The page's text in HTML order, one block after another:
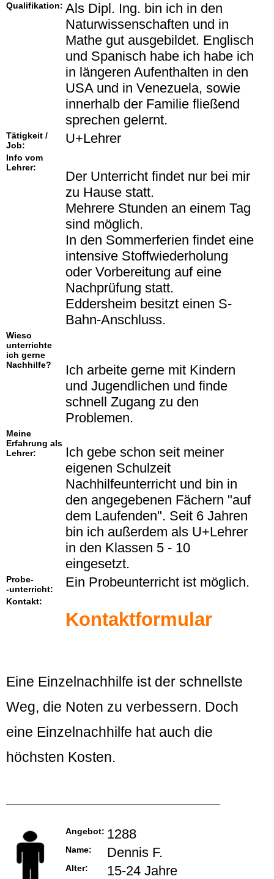
Qualifikation: Als Dipl. Ing. bin ich in den
Naturwissenschaften und in
Mathe gut ausgebildet. Englisch
und Spanisch habe ich habe ich
in längeren Aufenthalten in den
USA und in Venezuela, sowie
innerhalb der Familie fließend
sprechen gelernt.
Tätigkeit /
Job:
U+Lehrer
Info vom
Lehrer:
Der Unterricht findet nur bei mir
zu Hause statt.
Mehrere Stunden an einem Tag
sind möglich.
In den Sommerferien findet eine
intensive Stoffwiederholung
oder Vorbereitung auf eine
Nachprüfung statt.
Eddersheim besitzt einen S-
Bahn-Anschluss.
Wieso
unterrichte
ich gerne
Nachhilfe?
Ich arbeite gerne mit Kindern
und Jugendlichen und finde
schnell Zugang zu den
Problemen.
Meine
Erfahrung als
Lehrer:
Ich gebe schon seit meiner
eigenen Schulzeit
Nachhilfeunterricht und bin in
den angegebenen Fächern "auf
dem Laufenden". Seit 6 Jahren
bin ich außerdem als U+Lehrer
in den Klassen 5 - 10
eingesetzt.
Probe-
-unterricht:
Ein Probeunterricht ist möglich.
Kontakt:
Kontaktformular
Eine Einzelnachhilfe ist der schnellste
Weg, die Noten zu verbessern. Doch
eine Einzelnachhilfe hat auch die
höchsten Kosten.
Angebot: 1288
Name: Dennis F.
Alter: 15-24 Jahre